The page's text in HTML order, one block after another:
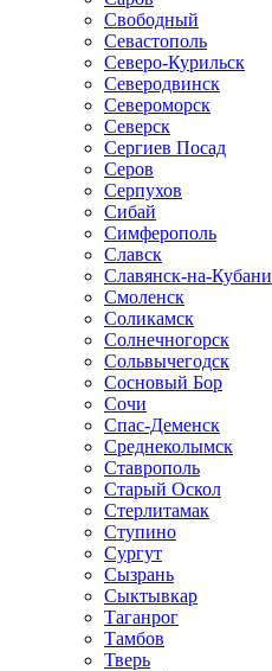
Свободный
Севастополь
Северо-Курильск
Северодвинск
Североморск
Северск
Сергиев Посад
Серов
Серпухов
Сибай
Симферополь
Славск
Славянск-на-Кубани
Смоленск
Соликамск
Солнечногорск
Сольвычегодск
Сосновый Бор
Сочи
Спас-Деменск
Среднеколымск
Ставрополь
Старый Оскол
Стерлитамак
Ступино
Сургут
Сызрань
Сыктывкар
Таганрог
Тамбов
Тверь